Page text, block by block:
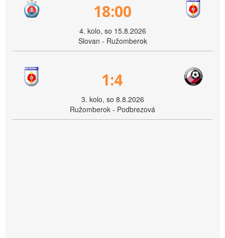
18:00
4. kolo, so 15.8.2026
Slovan - Ružomberok
1:4
3. kolo, so 8.8.2026
Ružomberok - Podbrezová